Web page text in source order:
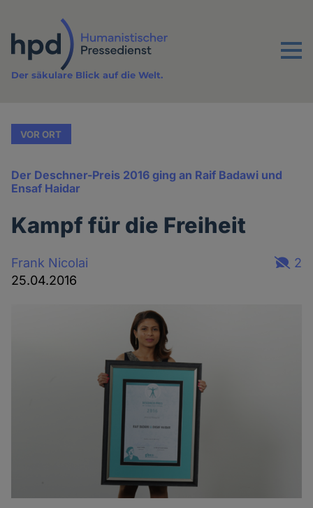
Inhalt
Menu
Der säkulare Blick auf die Welt.
VOR ORT
Der Deschner-Preis 2016 ging an Raif Badawi und
Ensaf Haidar
Kampf für die Freiheit
Frank Nicolai
25.04.2016
2